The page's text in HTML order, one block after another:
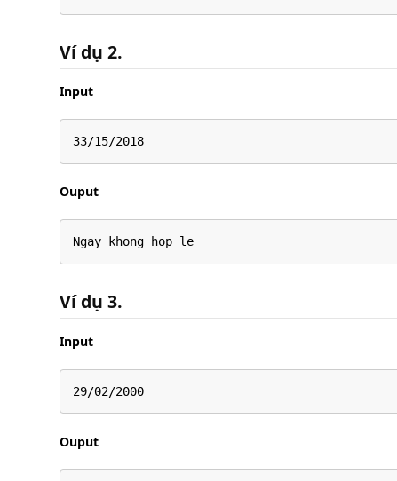
Ví dụ 2.
Input
33/15/2018
Ouput
Ngay khong hop le
Ví dụ 3.
Input
29/02/2000
Ouput